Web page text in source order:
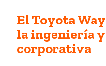
El Toyota
la ingeniería
corporativa